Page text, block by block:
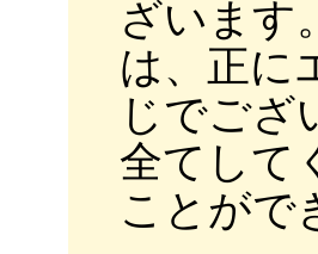
ざいます
は、正に
じでござ
全てして
ことがで